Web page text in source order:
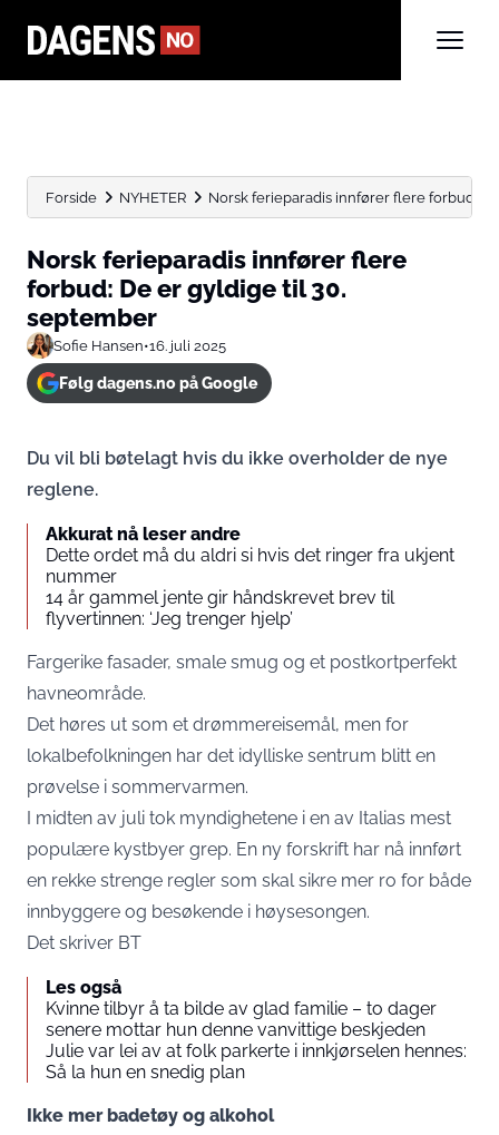
Forside NYHETER Norsk ferieparadis innfører flere forbud:
Norsk ferieparadis innfører flere
forbud: De er gyldige til 30.
september
Sofie Hansen•16. juli 2025
Følg dagens.no på Google
Du vil bli bøtelagt hvis du ikke overholder de nye
reglene.
Akkurat nå leser andre
Dette ordet må du aldri si hvis det ringer fra ukjent
nummer
14 år gammel jente gir håndskrevet brev til
flyvertinnen: ‘Jeg trenger hjelp’
Fargerike fasader, smale smug og et postkortperfekt
havneområde.
Det høres ut som et drømmereisemål, men for
lokalbefolkningen har det idylliske sentrum blitt en
prøvelse i sommervarmen.
I midten av juli tok myndighetene i en av Italias mest
populære kystbyer grep. En ny forskrift har nå innført
en rekke strenge regler som skal sikre mer ro for både
innbyggere og besøkende i høysesongen.
Det skriver BT
Les også
Kvinne tilbyr å ta bilde av glad familie – to dager
senere mottar hun denne vanvittige beskjeden
Julie var lei av at folk parkerte i innkjørselen hennes:
Så la hun en snedig plan
Ikke mer badetøy og alkohol